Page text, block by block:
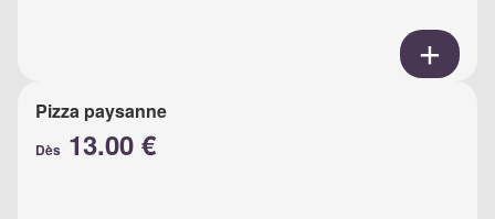
Pizza paysanne
Dès 13.00 €